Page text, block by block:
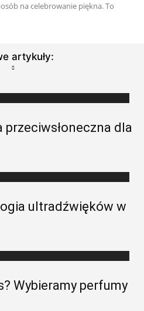
na celebrowanie piękna. To
artykuły:
dla
ultradźwięków w
Wybieramy perfumy